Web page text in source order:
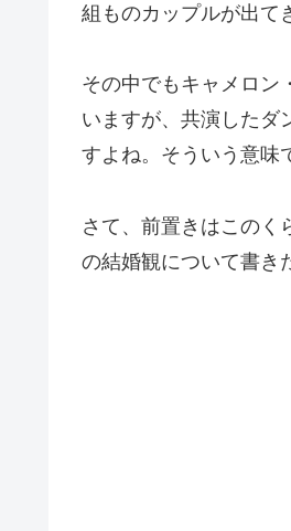
組ものカップルが出て
その中でもキャメロン
いますが、共演したダ
すよね。そういう意味
さて、前置きはこのく
の結婚観について書き